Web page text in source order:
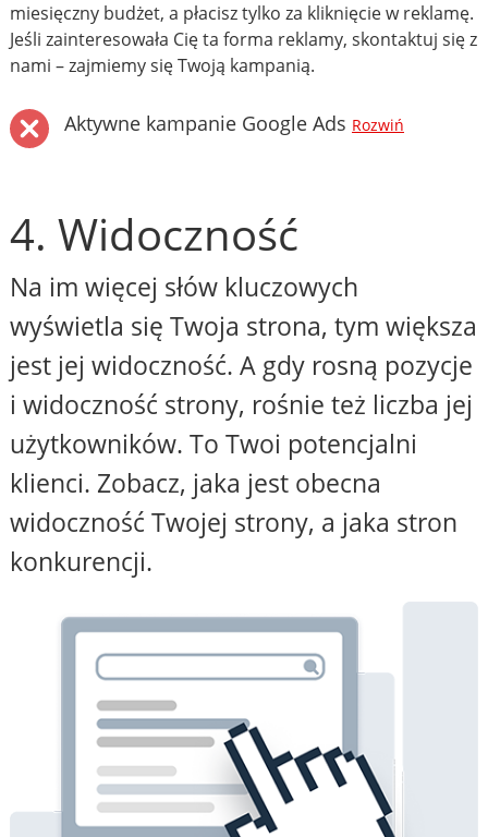
miesięczny budżet, a płacisz tylko za kliknięcie w reklamę.
Jeśli zainteresowała Cię ta forma reklamy, skontaktuj się z
nami – zajmiemy się Twoją kampanią.
Aktywne kampanie Google Ads Rozwiń
4. Widoczność
Na im więcej słów kluczowych
wyświetla się Twoja strona, tym większa
jest jej widoczność. A gdy rosną pozycje
i widoczność strony, rośnie też liczba jej
użytkowników. To Twoi potencjalni
klienci. Zobacz, jaka jest obecna
widoczność Twojej strony, a jaka stron
konkurencji.